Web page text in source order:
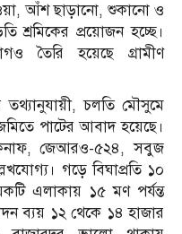
আঁশ ছাড়ানো, শুকানো ও
শ্রমিকের প্রয়োজন হচ্ছে।
তৈরি হয়েছে গ্রামীণ
তথ্যানুযায়ী, চলতি মৌসুমে
পাটের আবাদ হয়েছে।
জেআরও-৫২৪, সবুজ
গড়ে বিঘাপ্রতি ১০
এলাকায় ১৫ মণ পর্যন্ত
ব্যয় ১২ থেকে ১৪ হাজার